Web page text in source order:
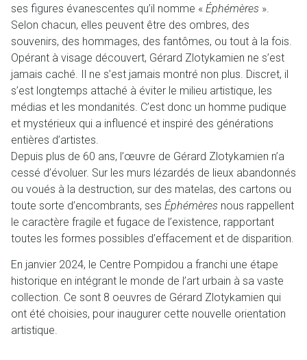
ses figures évanescentes qu’il nomme « Éphémères ».
Selon chacun, elles peuvent être des ombres, des
souvenirs, des hommages, des fantômes, ou tout à la fois.
Opérant à visage découvert, Gérard Zlotykamien ne s’est
jamais caché. Il ne s’est jamais montré non plus. Discret, il
s’est longtemps attaché à éviter le milieu artistique, les
médias et les mondanités. C’est donc un homme pudique
et mystérieux qui a influencé et inspiré des générations
entières d’artistes.
Depuis plus de 60 ans, l’œuvre de Gérard Zlotykamien n’a
cessé d’évoluer. Sur les murs lézardés de lieux abandonnés
ou voués à la destruction, sur des matelas, des cartons ou
toute sorte d’encombrants, ses Éphémères nous rappellent
le caractère fragile et fugace de l’existence, rapportant
toutes les formes possibles d’effacement et de disparition.
En janvier 2024, le Centre Pompidou a franchi une étape
historique en intégrant le monde de l’art urbain à sa vaste
collection. Ce sont 8 oeuvres de Gérard Zlotykamien qui
ont été choisies, pour inaugurer cette nouvelle orientation
artistique.